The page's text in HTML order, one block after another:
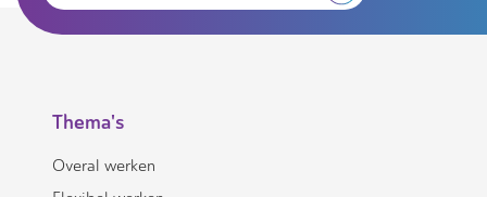
Thema's
Overal werken